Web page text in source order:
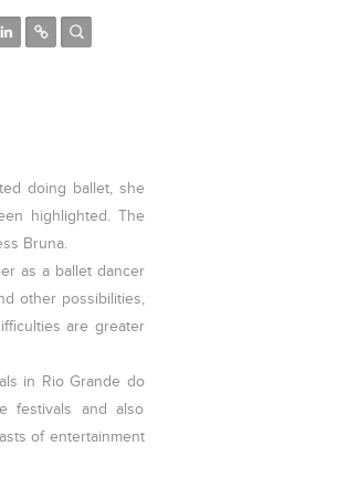
doing ballet, she
highlighted. The
Bruna.
as a ballet dancer
other possibilities,
are greater
in Rio Grande do
festivals and also
of entertainment